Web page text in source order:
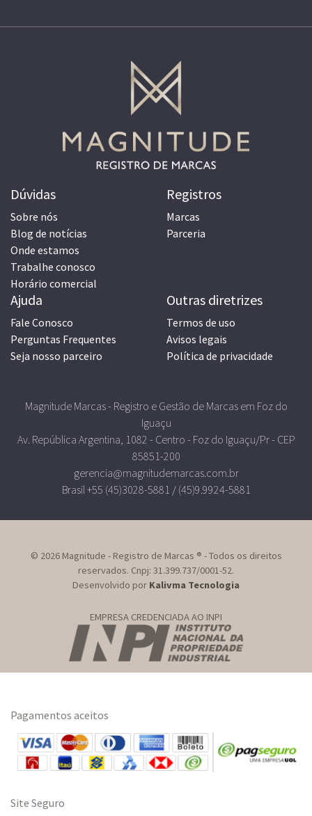
Dúvidas
Sobre nós
Blog de notícias
Onde estamos
Trabalhe conosco
Horário comercial
Registros
Marcas
Parceria
Ajuda
Fale Conosco
Perguntas Frequentes
Seja nosso parceiro
Outras diretrizes
Termos de uso
Avisos legais
Política de privacidade
Magnitude Marcas - Registro e Gestão de Marcas em Foz do
Iguaçu
Av. República Argentina, 1082 - Centro - Foz do Iguaçu/Pr - CEP
85851-200
gerencia@magnitudemarcas.com.br
Brasil +55 (45)3028-5881 / (45)9.9924-5881
© 2026 Magnitude - Registro de Marcas ® - Todos os direitos
reservados. Cnpj: 31.399.737/0001-52.
Desenvolvido por Kalivma Tecnologia
EMPRESA CREDENCIADA AO INPI
Pagamentos aceitos
Site Seguro